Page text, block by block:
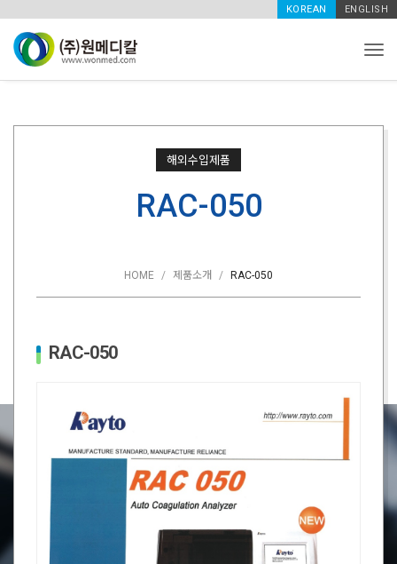
KOREAN ENGLISH
해외수입제품
RAC-050
HOME 제품소개 RAC-050
RAC-050